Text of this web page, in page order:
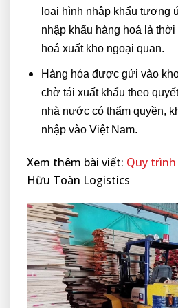
loại hình nhập khẩu tương
nhập khẩu hàng hoá là
hoá xuất kho ngoại quan.
Hàng hóa được gửi vào
chờ tái xuất khẩu theo
nhà nước có thẩm quyền,
nhập vào Việt Nam.
Xem thêm bài viết: Quy
Hữu Toàn Logistics